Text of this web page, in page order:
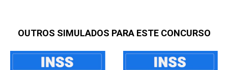
OUTROS SIMULADOS PARA ESTE CONCURSO